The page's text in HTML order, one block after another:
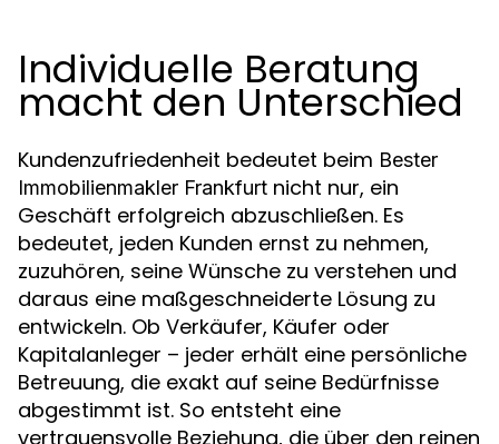
Individuelle Beratung
macht den Unterschied
Kundenzufriedenheit bedeutet beim Bester
Immobilienmakler Frankfurt nicht nur, ein
Geschäft erfolgreich abzuschließen. Es
bedeutet, jeden Kunden ernst zu nehmen,
zuzuhören, seine Wünsche zu verstehen und
daraus eine maßgeschneiderte Lösung zu
entwickeln. Ob Verkäufer, Käufer oder
Kapitalanleger – jeder erhält eine persönliche
Betreuung, die exakt auf seine Bedürfnisse
abgestimmt ist. So entsteht eine
vertrauensvolle Beziehung, die über den reinen